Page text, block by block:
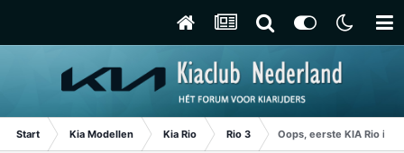
Start Kia Modellen Kia Rio Rio 3 Oops, eerste KIA Rio in